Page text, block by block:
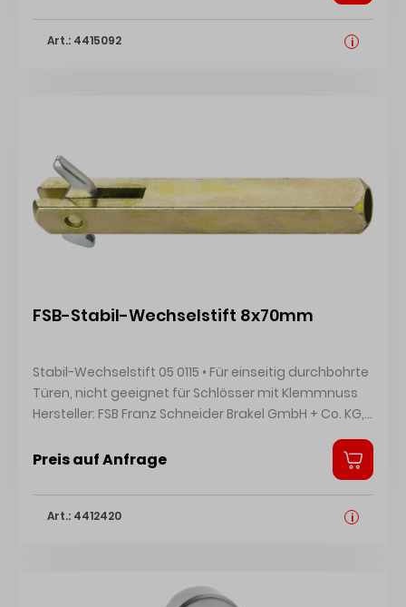
Art.: 4415092 i
FSB-Stabil-Wechselstift 8x70mm
Stabil-Wechselstift 05 0115 • Für einseitig durchbohrte
Türen, nicht geeignet für Schlösser mit Klemmnuss
Hersteller: FSB Franz Schneider Brakel GmbH + Co. KG,
info@fsb.de
Preis auf Anfrage
Art.: 4412420 i